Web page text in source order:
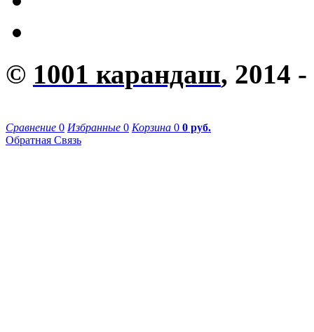
© 1001 карандаш, 2014 -
Сравнение 0 Избранные 0 Корзина 0 0 руб.
Обратная Связь